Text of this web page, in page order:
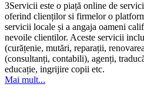
3Servicii este o piață online de
oferind clienților si firmelor o
servicii locale și a angaja oameni
nevoile clientilor. Aceste servicii
(curățenie, mutări, reparații,
(consultanți, contabili), agenți,
educație, ingrijire copii etc.
Mai mult...